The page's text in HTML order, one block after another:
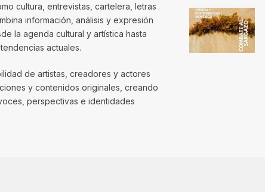
cultura, entrevistas, cartelera, letras
información, análisis y expresión
la agenda cultural y artística hasta
actuales.
de artistas, creadores y actores
y contenidos originales, creando
perspectivas e identidades